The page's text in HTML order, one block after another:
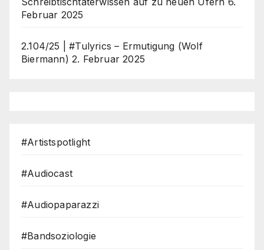
Februar 2025
2.104/25 | #Tulyrics – Ermutigung (Wolf
Biermann) 2. Februar 2025
#Artistspotlight
#Audiocast
#Audiopaparazzi
#Bandsoziologie